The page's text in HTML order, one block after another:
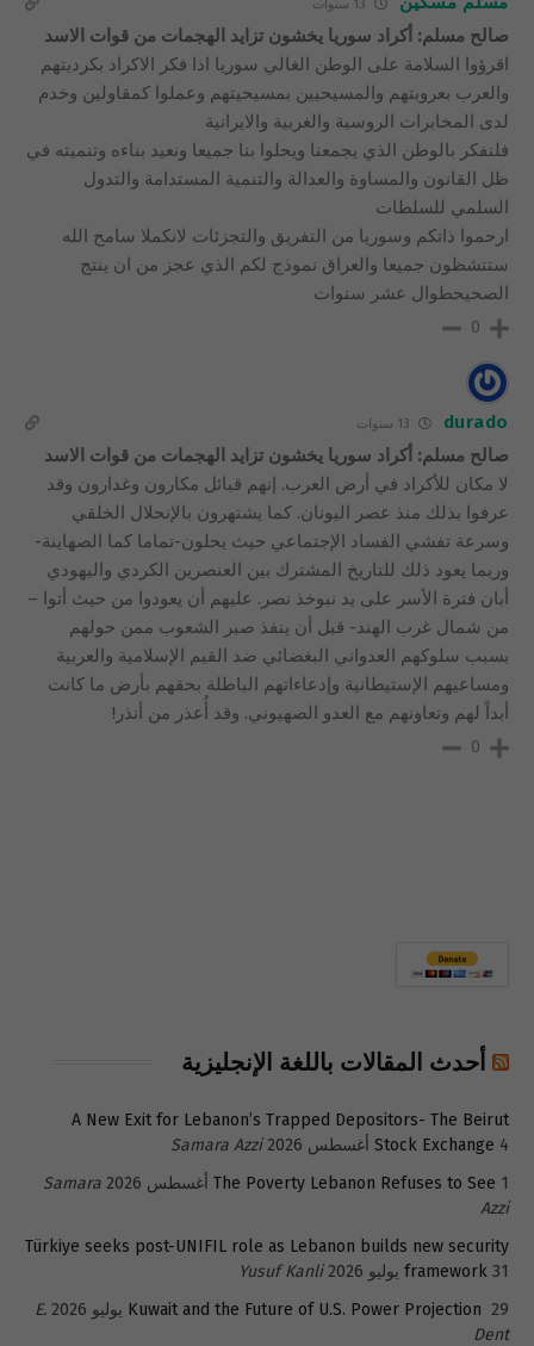
صالح مسلم: أكراد سوريا يخشون تزايد الهجمات من قوات الاسد
اقرؤوا السلامة على الوطن الغالي سوريا اذا فكر الاكراد بكرديتهم
والعرب بعروبتهم والمسيحيين بمسيحيتهم وعملوا كمقاولين وخدم
لدى المخابرات الروسية والغربية والايرانية
فلنفكر بالوطن الذي يجمعنا ويحلوا بنا جميعا ونعيد بناءه وتنميته في
ظل القانون والمساوة والعدالة والتنمية المستدامة والتدول
السلمي للسلطات
ارحموا ذاتكم وسوريا من التفريق والتجزئات لانكملا سامح الله
ستتشظون جميعا والعراق نموذج لكم الذي عجز من ان ينتج
الصحيحطوال عشر سنوات
0
durado
صالح مسلم: أكراد سوريا يخشون تزايد الهجمات من قوات الاسد
لا مكان للأكراد في أرض العرب. إنهم قبائل مكارون وغدارون وقد
عرفوا بذلك منذ عصر اليونان. كما يشتهرون بالإنحلال الخلقي
وسرعة تفشي الفساد الإجتماعي حيث يحلون-تماما كما الصهاينة-
وربما يعود ذلك للتاريخ المشترك بين العنصرين الكردي واليهودي
أبان فترة الأسر على يد نبوخذ نصر. عليهم أن يعودوا من حيث أتوا –
من شمال غرب الهند- قبل أن ينفذ صبر الشعوب ممن حولهم
بسبب سلوكهم العدواني البغضائي ضد القيم الإسلامية والعربية
ومساعيهم الإستيطانية وإدعاءاتهم الباطلة بحقهم بأرض ما كانت
أبداً لهم وتعاونهم مع العدو الصهيوني. وقد أُعذر من أنذر!
0
أحدث المقالات باللغة الإنجليزية
A New Exit for Lebanon’s Trapped Depositors- The Beirut
Stock Exchange 4 أغسطس 2026
Samara Azzi
The Poverty Lebanon Refuses to See 1 أغسطس 2026
Samara
Azzi
Türkiye seeks post-UNIFIL role as Lebanon builds new security
framework 31 يوليو 2026
Yusuf Kanli
Kuwait and the Future of U.S. Power Projection 29 يوليو 2026
E.
Dent